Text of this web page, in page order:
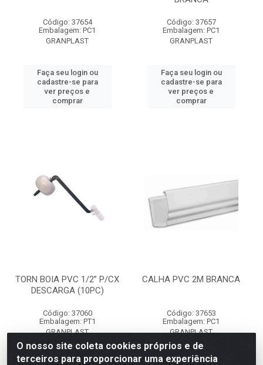
Código: 37654
Embalagem: PC1
GRANPLAST
Faça seu login ou
cadastre-se para
ver preços e
comprar
Código: 37657
Embalagem: PC1
GRANPLAST
Faça seu login ou
cadastre-se para
ver preços e
comprar
TORN BOIA PVC 1/2” P/CX
DESCARGA (10PC)
Código: 37060
Embalagem: PT1
GRANPLAST
CALHA PVC 2M BRANCA
Código: 37653
Embalagem: PC1
GRANPLAST
O nosso site coleta cookies próprios e de
terceiros para proporcionar uma experiência